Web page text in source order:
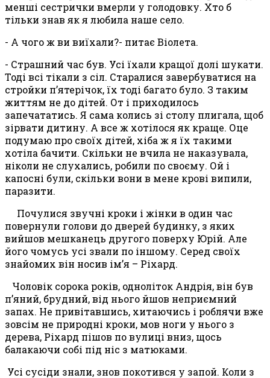
менші сестрички вмерли у голодовку. Хто б
тільки знав як я любила наше село.
- А чого ж ви виїхали?- питає Віолета.
- Страшний час був. Усі їхали кращої долі шукати.
Тоді всі тікали з сіл. Старалися завербуватися на
стройки п’ятерічок, їх тоді багато було. З таким
життям не до дітей. От і приходилось
запечататись. Я сама колись зі столу плигала, щоб
зірвати дитину. А все ж хотілося як краще. Оце
подумаю про своїх дітей, хіба ж я їх такими
хотіла бачити. Скільки не вчила не наказувала,
ніколи не слухались, робили по своєму. Ой і
капосні були, скільки вони в мене крові випили,
паразити.
Почулися звучні кроки і жінки в один час
повернули голови до дверей будинку, з яких
вийшов мешканець другого поверху Юрій. Але
його чомусь усі звали по іншому. Серед своїх
знайомих він носив ім’я – Ріхард.
Чоловік сорока років, одноліток Андрія, він був
п’яний, брудний, від нього йшов неприємний
запах. Не привітавшись, хитаючись і роблячи вже
зовсім не природні кроки, мов ноги у нього з
дерева, Ріхард пішов по вулиці вниз, щось
балакаючи собі під ніс з матюками.
Усі сусіди знали, знов покотився у запой. Коли з